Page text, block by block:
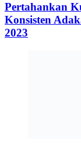
Pertahankan
Konsisten
2023